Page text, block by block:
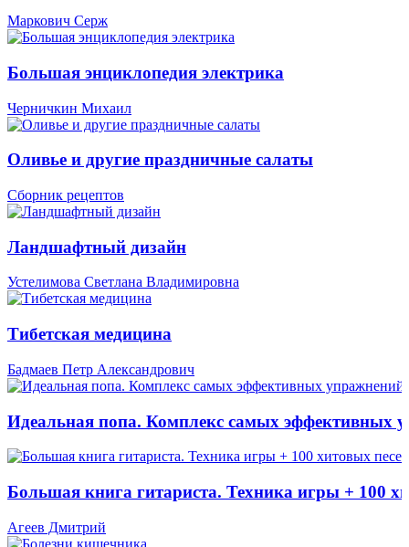
Маркович Серж
Большая энциклопедия электрика
Черничкин Михаил
Оливье и другие праздничные салаты
Сборник рецептов
Ландшафтный дизайн
Устелимова Светлана Владимировна
Тибетская медицина
Бадмаев Петр Александрович
Идеальная попа. Комплекс самых эффективных
Большая книга гитариста. Техника игры + 100
Агеев Дмитрий